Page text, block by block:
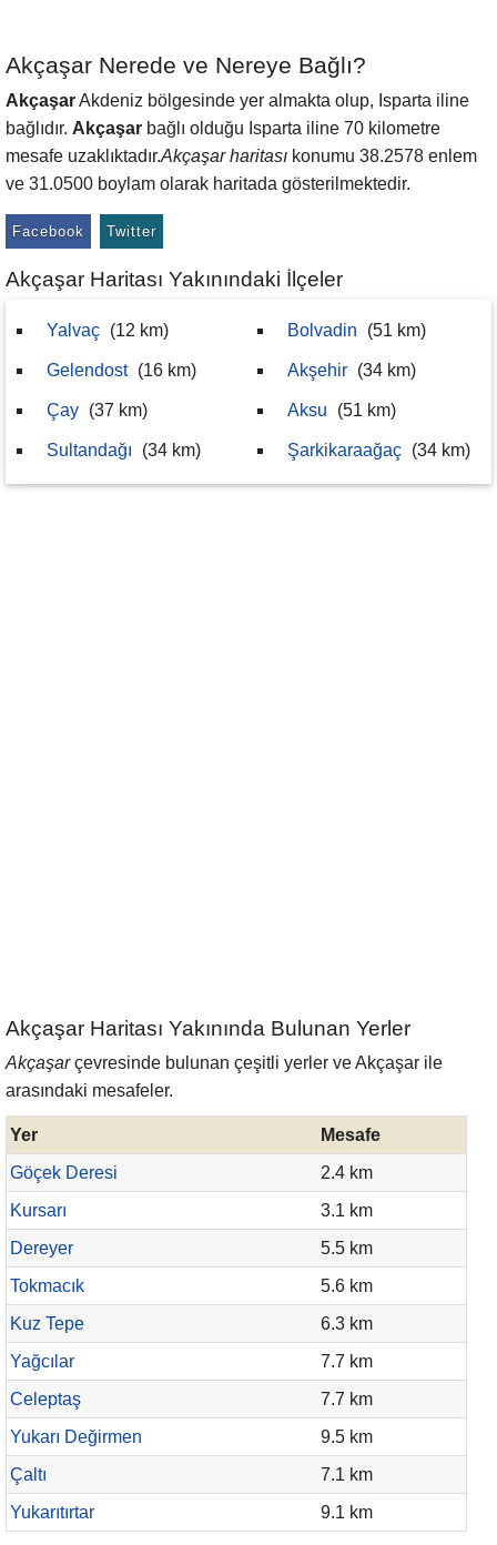
Akçaşar Nerede ve Nereye Bağlı?
AkçaşarAkdeniz bölgesinde yer almakta olup, Isparta iline
bağlıdır. Akçaşar bağlı olduğu Isparta iline 70 kilometre
mesafe uzaklıktadır.Akçaşar haritası konumu 38.2578 enlem
ve 31.0500 boylam olarak haritada gösterilmektedir.
Facebook Twitter
Akçaşar Haritası Yakınındaki İlçeler
Yalvaç (12 km)
Gelendost (16 km)
Çay (37 km)
Sultandağı (34 km)
Bolvadin (51 km)
Akşehir (34 km)
Aksu (51 km)
Şarkikaraağaç (34 km)
Akçaşar Haritası Yakınında Bulunan Yerler
Akçaşarçevresinde bulunan çeşitli yerler ve Akçaşar ile
arasındaki mesafeler.
Yer
Mesafe
Göçek Deresi
2.4 km
Kursarı
3.1 km
Dereyer
5.5 km
Tokmacık
5.6 km
Kuz Tepe
6.3 km
Yağcılar
7.7 km
Celeptaş
7.7 km
Yukarı Değirmen
9.5 km
Çaltı
7.1 km
Yukarıtırtar
9.1 km